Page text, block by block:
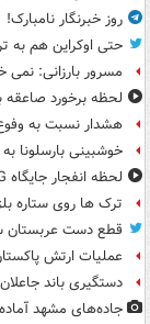
روز خبرنگار نامبارک!
حتی اوکراین هم به
مسرور بارزانی:
لحظه برخورد صاعقه
هشدار نسبت به وفوع
خوشبینی بارسلونا
لحظه انفجار جایگاه CNG "صحنه" در دوربین مداربسته
ترک ها روی ستاره
قطع دست عربستان
عملیات ارتش پاکستان در
دستگیری باند
جاده‌های مشهد آماده